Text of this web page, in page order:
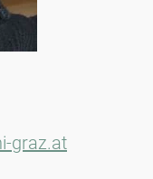
graz.at